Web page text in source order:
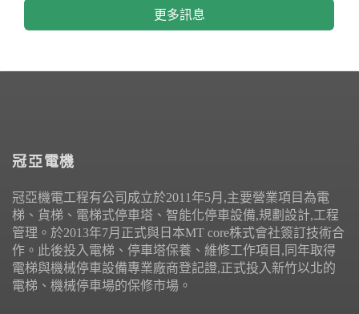
更多訊息
冠亞電機
冠亞機電工程有公司成立於2011年5月,主要營業項目為電
梯、貨梯、電梯式停車塔、智能化停車設備,規劃設計,工程
管理。於2013年7月正式與日本MT core株式會社簽訂技術合
作。此後投入電梯、停車塔保養、維修工作項目,同年取得
電梯與機械停車設備專業廠商登記證,正式投入新竹以北的
電梯、機械停車場的保修市場。